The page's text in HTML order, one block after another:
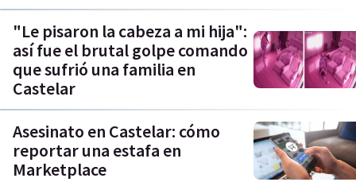
"Le pisaron la cabeza a mi hija":
así fue el brutal golpe comando
que sufrió una familia en
Castelar
Asesinato en Castelar: cómo
reportar una estafa en
Marketplace